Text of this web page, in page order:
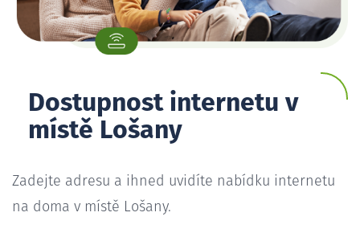
Dostupnost internetu v
místě Lošany
Zadejte adresu a ihned uvidíte nabídku internetu
na doma v místě Lošany.